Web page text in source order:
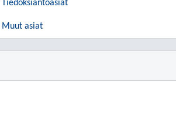
Tiedoksiantoasiat
Muut asiat